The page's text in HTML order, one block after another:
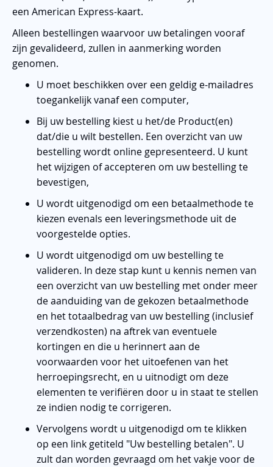
een American Express-kaart.
Alleen bestellingen waarvoor uw betalingen vooraf
zijn gevalideerd, zullen in aanmerking worden
genomen.
U moet beschikken over een geldig e-mailadres
toegankelijk vanaf een computer,
Bij uw bestelling kiest u het/de Product(en)
dat/die u wilt bestellen. Een overzicht van uw
bestelling wordt online gepresenteerd. U kunt
het wijzigen of accepteren om uw bestelling te
bevestigen,
U wordt uitgenodigd om een betaalmethode te
kiezen evenals een leveringsmethode uit de
voorgestelde opties.
U wordt uitgenodigd om uw bestelling te
valideren. In deze stap kunt u kennis nemen van
een overzicht van uw bestelling met onder meer
de aanduiding van de gekozen betaalmethode
en het totaalbedrag van uw bestelling (inclusief
verzendkosten) na aftrek van eventuele
kortingen en die u herinnert aan de
voorwaarden voor het uitoefenen van het
herroepingsrecht, en u uitnodigt om deze
elementen te verifiëren door u in staat te stellen
ze indien nodig te corrigeren.
Vervolgens wordt u uitgenodigd om te klikken
op een link getiteld "Uw bestelling betalen". U
zult dan worden gevraagd om het vakje voor de